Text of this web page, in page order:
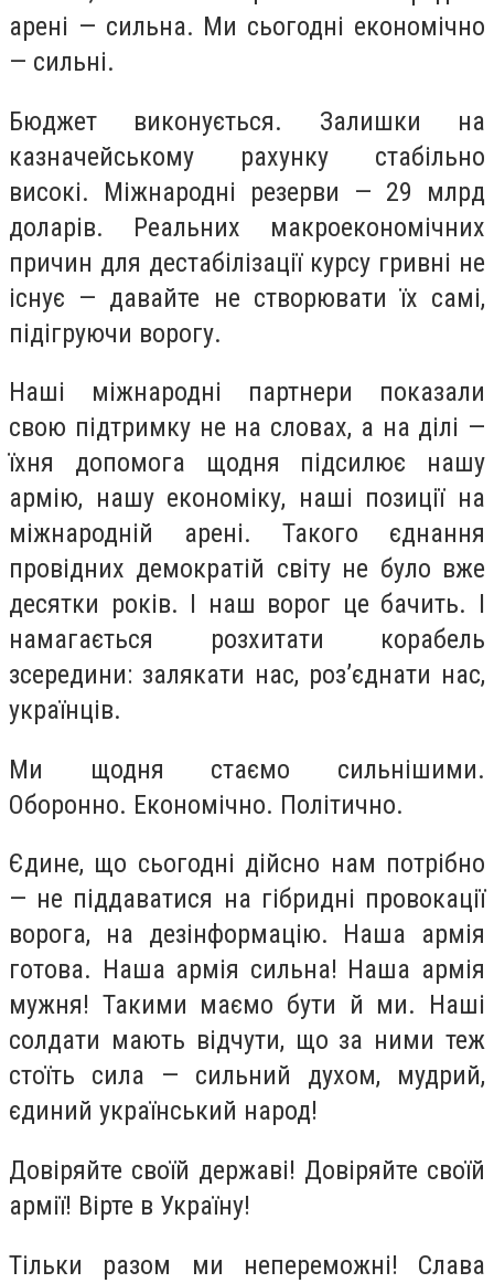
арені — сильна. Ми сьогодні економічно
— сильні.
Бюджет виконується. Залишки на
казначейському рахунку стабільно
високі. Міжнародні резерви — 29 млрд
доларів. Реальних макроекономічних
причин для дестабілізації курсу гривні не
існує — давайте не створювати їх самі,
підігруючи ворогу.
Наші міжнародні партнери показали
свою підтримку не на словах, а на ділі —
їхня допомога щодня підсилює нашу
армію, нашу економіку, наші позиції на
міжнародній арені. Такого єднання
провідних демократій світу не було вже
десятки років. І наш ворог це бачить. І
намагається розхитати корабель
зсередини: залякати нас, роз’єднати нас,
українців.
Ми щодня стаємо сильнішими.
Оборонно. Економічно. Політично.
Єдине, що сьогодні дійсно нам потрібно
— не піддаватися на гібридні провокації
ворога, на дезінформацію. Наша армія
готова. Наша армія сильна! Наша армія
мужня! Такими маємо бути й ми. Наші
солдати мають відчути, що за ними теж
стоїть сила — сильний духом, мудрий,
єдиний український народ!
Довіряйте своїй державі! Довіряйте своїй
армії! Вірте в Україну!
Тільки разом ми непереможні! Слава